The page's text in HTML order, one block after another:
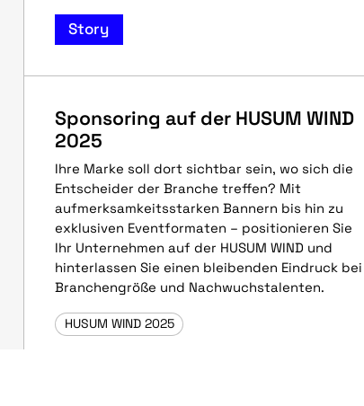
Story
Sponsoring auf der HUSUM WIND
2025
Ihre Marke soll dort sichtbar sein, wo sich die
Entscheider der Branche treffen? Mit
aufmerksamkeitsstarken Bannern bis hin zu
exklusiven Eventformaten – positionieren Sie
Ihr Unternehmen auf der HUSUM WIND und
hinterlassen Sie einen bleibenden Eindruck bei
Branchengröße und Nachwuchstalenten.
HUSUM WIND 2025